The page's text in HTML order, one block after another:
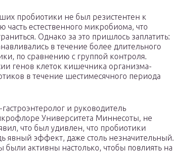
пробиотики не был резистентен к
естественного микробиома, что
Однако за это пришлось заплатить:
в течение более длительного
по сравнению с группой контроля.
генов клеток кишечника организма-
в течение шестимесячного периода
и руководитель
Университета Миннесоты, не
что был удивлен, что пробиотики
явный эффект, даже столь незначительный.
активны настолько, чтобы повлиять на